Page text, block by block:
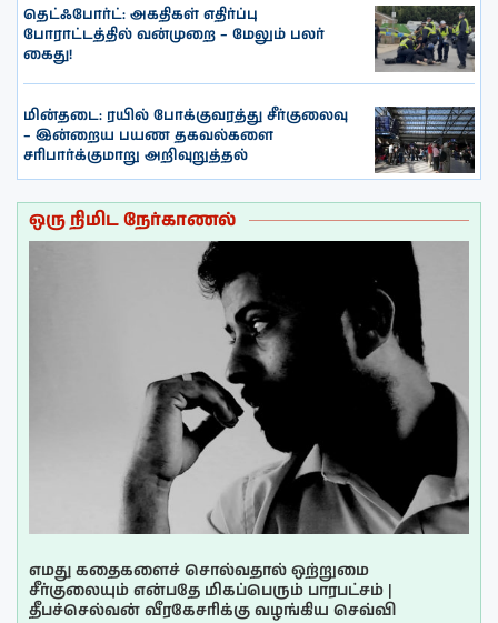
தெட்ஃபோர்ட்: அகதிகள் எதிர்ப்பு
போராட்டத்தில் வன்முறை – மேலும் பலர்
கைது!
மின்தடை: ரயில் போக்குவரத்து சீர்குலைவு
– இன்றைய பயண தகவல்களை
சரிபார்க்குமாறு அறிவுறுத்தல்
ஒரு நிமிட நேர்காணல்
எமது கதைகளைச் சொல்வதால் ஒற்றுமை
சீர்குலையும் என்பதே மிகப்பெரும் பாரபட்சம் |
தீபச்செல்வன் வீரகேசரிக்கு வழங்கிய செவ்வி